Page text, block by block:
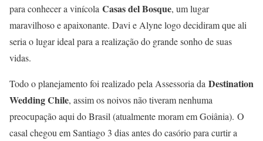
para conhecer a vinícola Casas del Bosque, um lugar
maravilhoso e apaixonante. Davi e Alyne logo decidiram que ali
seria o lugar ideal para a realização do grande sonho de suas
vidas.
Todo o planejamento foi realizado pela Assessoria da Destination
Wedding Chile, assim os noivos não tiveram nenhuma
preocupação aqui do Brasil (atualmente moram em Goiânia). O
casal chegou em Santiago 3 dias antes do casório para curtir a